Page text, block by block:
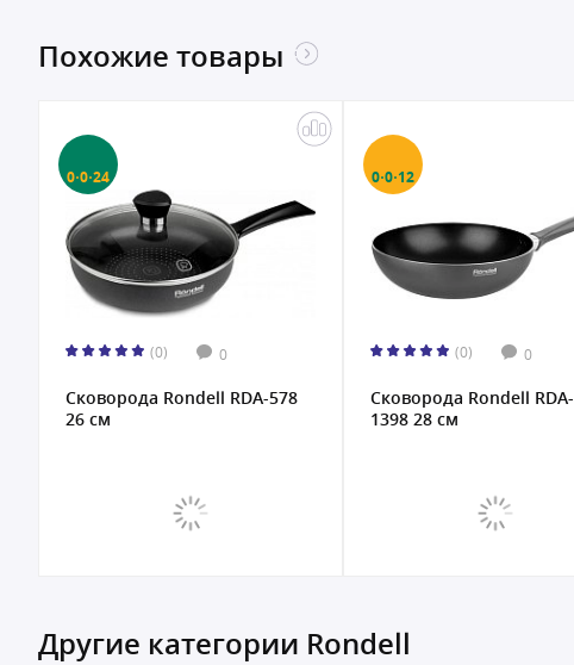
Похожие товары
0·0·24
(0) 0
Сковорода Rondell RDA-578
26 см
0·0·12
(0) 0
Сковорода Rondell RDA-
1398 28 см
Другие категории Rondell